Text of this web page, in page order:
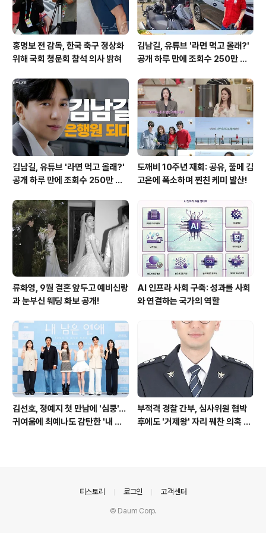
홍명보 전 감독, 한국 축구 정상화
위해 국회 청문회 참석 의사 밝혀
김남길, 유튜브 '라면 먹고 올래?'
공개 하루 만에 조회수 250만 돌
김남길, 유튜브 '라면 먹고 올래?'
공개 하루 만에 조회수 250만 돌
도깨비 10주년 재회: 공유, 풀메 김
고은에 폭소하며 찐친 케미 발산!
류화영, 9월 결혼 앞두고 예비신랑
과 눈부신 웨딩 화보 공개!
AI 인프라 사회 구축: 성과를 사회
와 연결하는 국가의 역할
김선호, 정예지 첫 만남에 '심쿵'…
귀여움에 최예나도 감탄한 '내 남
부적격 경찰 간부, 심사위원 협박
후에도 '거제왕' 자리 꿰찬 의혹 진
티스토리 로그인 고객센터
© Daum Corp.